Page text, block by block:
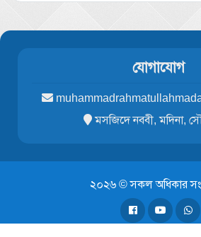
যোগাযোগ
মসজিদে নববী, মদিনা,
২০২৬ © সকল অধিকার